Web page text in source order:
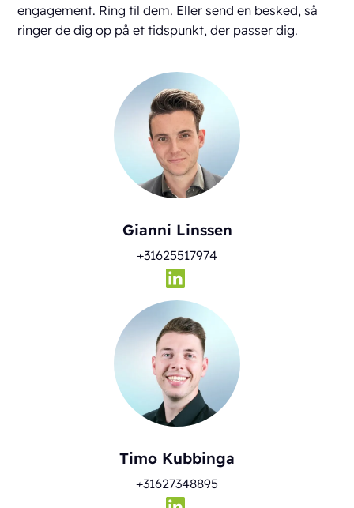
engagement. Ring til dem. Eller send en besked, så
ringer de dig op på et tidspunkt, der passer dig.
Gianni Linssen
+31625517974
Timo Kubbinga
+31627348895